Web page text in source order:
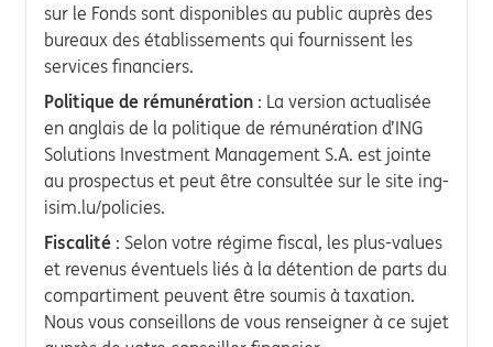
sur le Fonds sont disponibles au public auprès des
bureaux des établissements qui fournissent les
services financiers.
Politique de rémunération : La version actualisée
en anglais de la politique de rémunération d’ING
Solutions Investment Management S.A. est jointe
au prospectus et peut être consultée sur le site ing-
isim.lu/policies.
Fiscalité : Selon votre régime fiscal, les plus-values
et revenus éventuels liés à la détention de parts du
compartiment peuvent être soumis à taxation.
Nous vous conseillons de vous renseigner à ce sujet